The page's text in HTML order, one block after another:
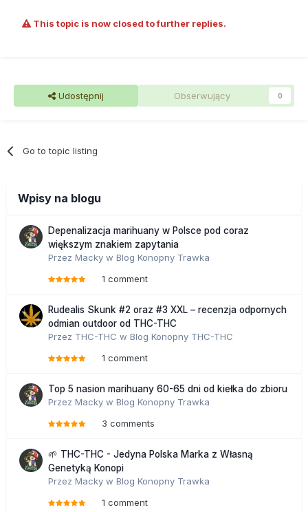
This topic is now closed to further replies.
Udostępnij Obserwujący 0
Go to topic listing
Wpisy na blogu
Depenalizacja marihuany w Polsce pod coraz
większym znakiem zapytania
Przez Macky w Blog Konopny Trawka
1 comment
Rudealis Skunk #2 oraz #3 XXL – recenzja odpornych
odmian outdoor od THC-THC
Przez THC-THC w Blog Konopny THC-THC
1 comment
Top 5 nasion marihuany 60-65 dni od kiełka do zbioru
Przez Macky w Blog Konopny Trawka
3 comments
🌱 THC-THC - Jedyna Polska Marka z Własną
Genetyką Konopi
Przez Macky w Blog Konopny Trawka
1 comment